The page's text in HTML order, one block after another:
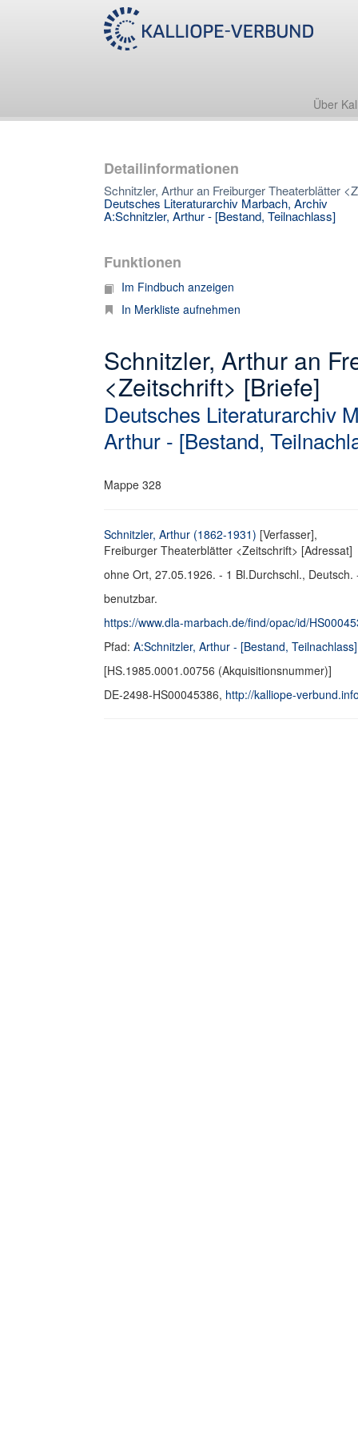
Über
Detailinformationen
Schnitzler, Arthur an Freiburger Theaterblätter
Deutsches Literaturarchiv Marbach, Archiv
A:Schnitzler, Arthur - [Bestand, Teilnachlass]
Funktionen
Im Findbuch anzeigen
In Merkliste aufnehmen
Schnitzler, Arthur an
<Zeitschrift> [Briefe]
Deutsches Literaturarchiv
Arthur - [Bestand,
Mappe 328
Schnitzler, Arthur (1862-1931) [Verfasser],
Freiburger Theaterblätter <Zeitschrift> [Adressat]
ohne Ort, 27.05.1926. - 1 Bl.Durchschl., Deutsch.
benutzbar.
https://www.dla-marbach.de/find/opac/id/
Pfad: A:Schnitzler, Arthur - [Bestand, Teilnachlass]
[HS.1985.0001.00756 (Akquisitionsnummer)]
DE-2498-HS00045386, http://kalliope-